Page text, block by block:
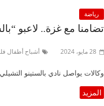
رياضة
تضامنا مع غزة.. لاعبو
28 مايو، 2024 أشباح أطفال
وكالات يواصل نادي بالستينو